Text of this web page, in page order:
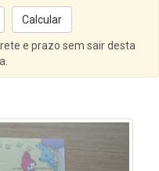
e prazo sem sair desta